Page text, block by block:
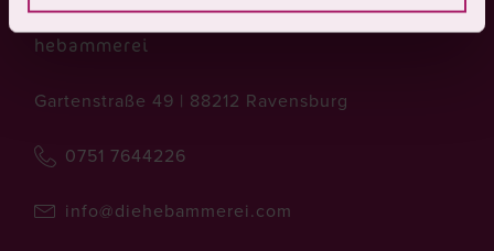
hebammerei
Gartenstraße 49 | 88212 Ravensburg
0751 7644226
info@diehebammerei.com